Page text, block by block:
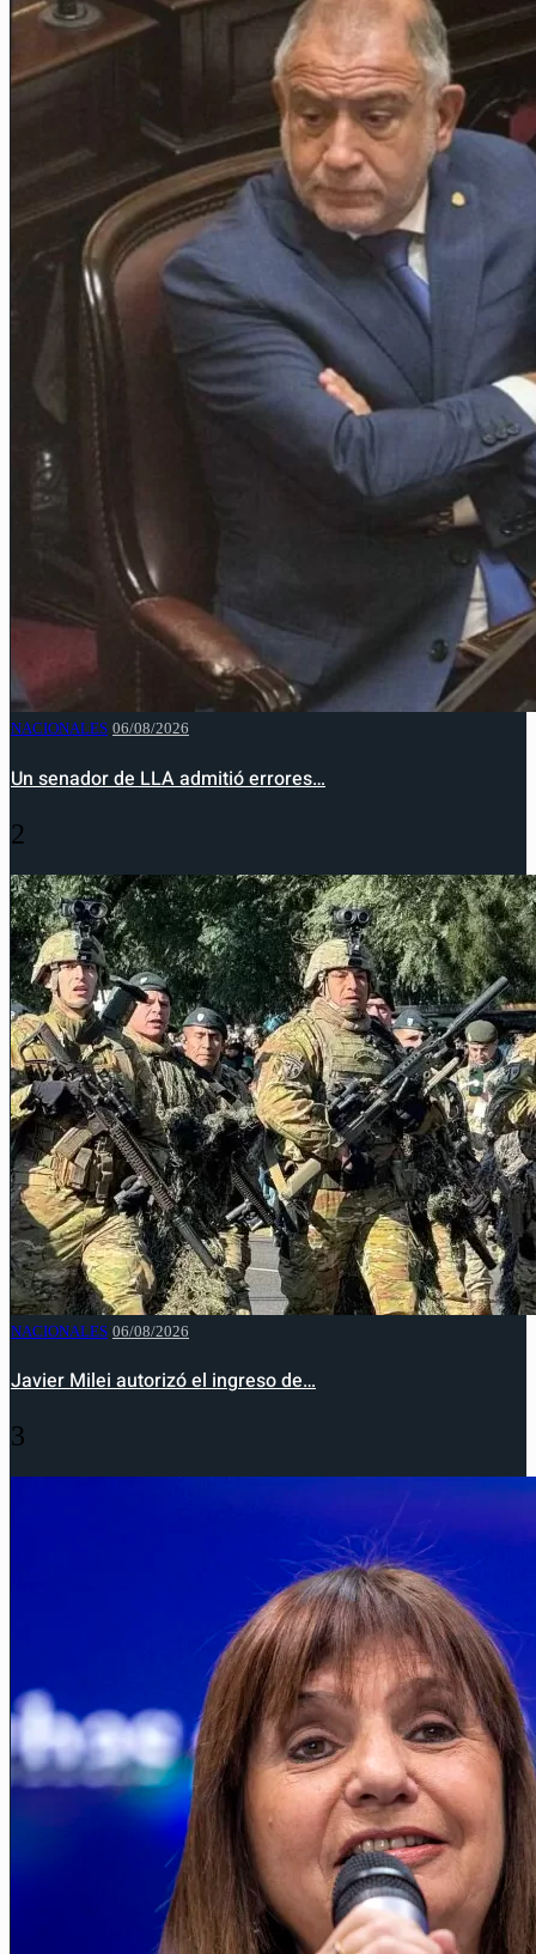
NACIONALES 06/08/2026
Un senador de LLA admitió errores…
2
NACIONALES 06/08/2026
Javier Milei autorizó el ingreso de…
3